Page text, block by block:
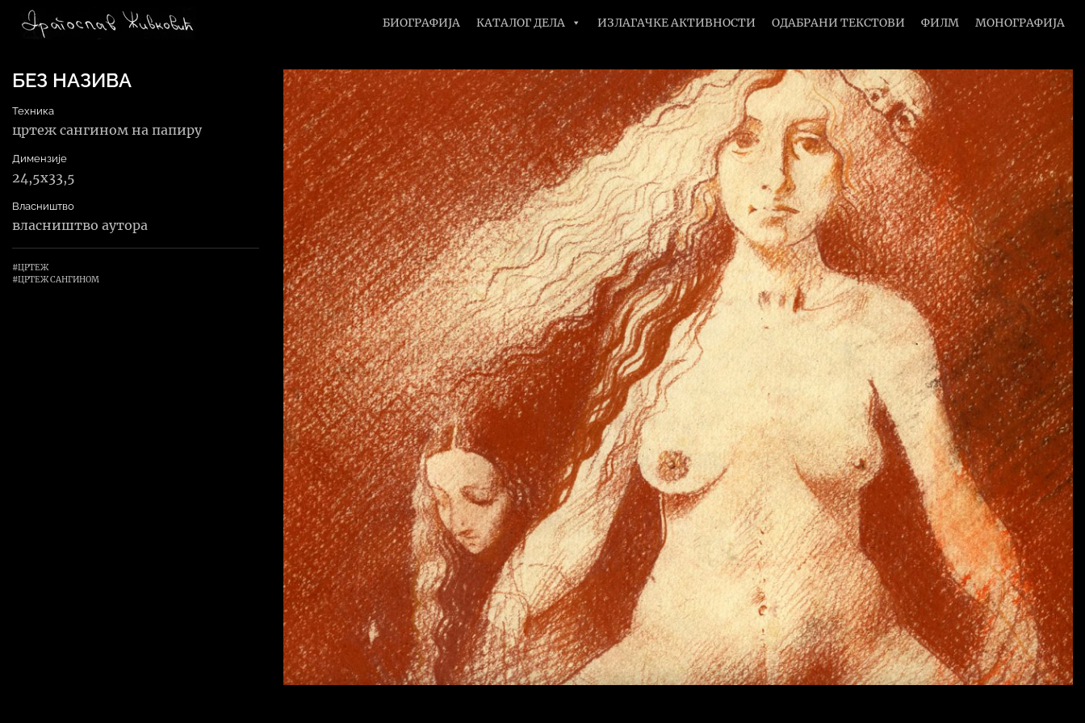
Main Navigation БИОГРАФИЈА КАТАЛОГ ДЕЛА ИЗЛАГАЧКЕ АКТИВНОСТИ ОДАБРАНИ ТЕКСТОВИ ФИЛМ МОНОГРАФИЈА
БЕЗ НАЗИВА
Техника
цртеж сангином на папиру
Димензије
24,5х33,5
Власништво
власништво аутора
#ЦРТЕЖ
#ЦРТЕЖ САНГИНОМ